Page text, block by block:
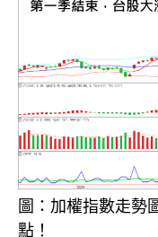
圖：加權指數走勢
點！